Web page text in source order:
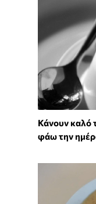
Κάνουν καλό
φάω την